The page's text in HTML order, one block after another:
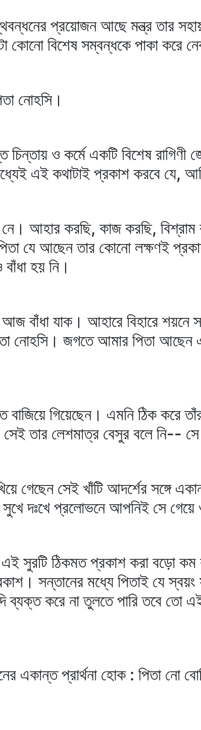
প্রয়োজন আছে মন্ত্র তার
কোনো বিশেষ সম্বন্ধকে পাকা করে
নোহসি।
ও কর্মে একটি বিশেষ
এই কথাটাই প্রকাশ করবে যে,
আহার করছি, কাজ করছি, বিশ্রাম
যে আছেন তার কোনো লক্ষণই
হয় নি।
বাঁধা যাক। আহারে বিহারে শয়নে
নোহসি। জগতে আমার পিতা আছেন
গিয়েছেন। এমনি ঠিক করে
তার লেশমাত্র বেসুর বলে নি--
গেছেন সেই খাঁটি আদর্শের সঙ্গে
দঃখে প্রলোভনে আপনিই সে গেয়ে
সুরটি ঠিকমত প্রকাশ করা বড়ো কম
সন্তানের মধ্যে পিতাই যে
ব্যক্ত করে না তুলতে পারি তবে তো
একান্ত প্রার্থনা হোক : পিতা নো